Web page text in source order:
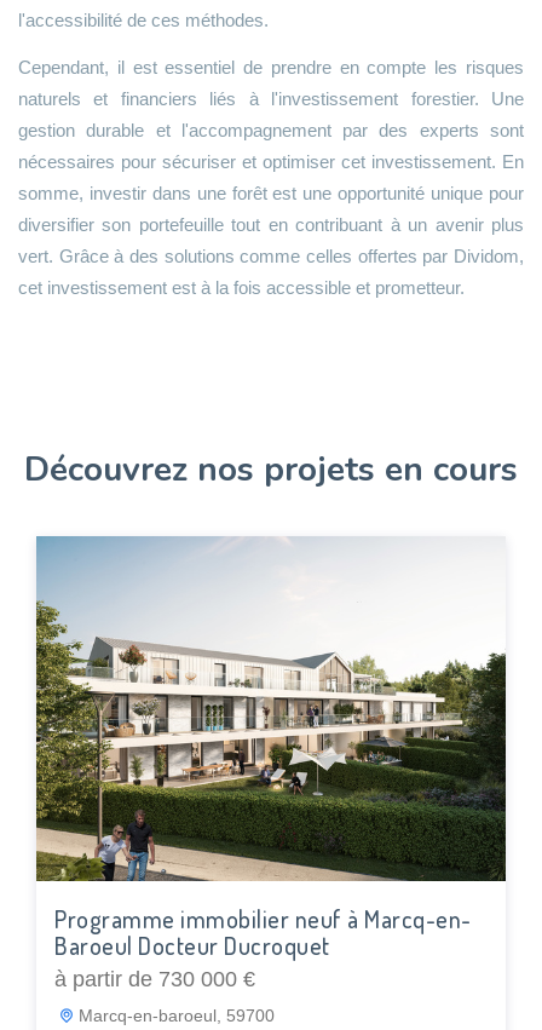
l'accessibilité de ces méthodes.
Cependant, il est essentiel de prendre en compte les risques
naturels et financiers liés à l'investissement forestier. Une
gestion durable et l'accompagnement par des experts sont
nécessaires pour sécuriser et optimiser cet investissement. En
somme, investir dans une forêt est une opportunité unique pour
diversifier son portefeuille tout en contribuant à un avenir plus
vert. Grâce à des solutions comme celles offertes par Dividom,
cet investissement est à la fois accessible et prometteur.
Découvrez nos projets en cours
Programme immobilier neuf à Marcq-en-
Baroeul Docteur Ducroquet
à partir de 730 000 €
Marcq-en-baroeul, 59700